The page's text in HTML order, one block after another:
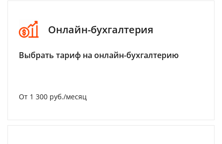
Онлайн-бухгалтерия
Выбрать тариф на онлайн-бухгалтерию
От 1 300 руб./месяц